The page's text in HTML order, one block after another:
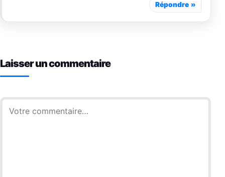
Répondre
Laisser un commentaire
Commentaire